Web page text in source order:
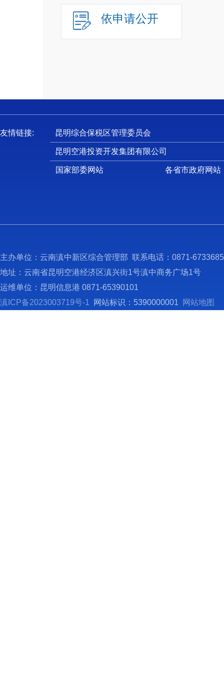
依申请公开
友情链接: 昆明综合保税区管理委员会
昆明空港投资开发集团有限公司
国家部委网站 各省市政府网站
主办单位：云南滇中新区综合管理部 联系电话：0871-
地址：云南省昆明空港经济区滇兴街1号滇中商务广场1号
运维单位：昆明信息港 0871-65390101
滇ICP备2023003719号-1
网站标识：5390000001 网站地图